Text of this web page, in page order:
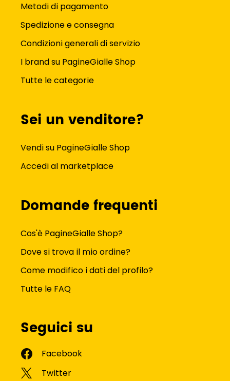
Metodi di pagamento
Spedizione e consegna
Condizioni generali di servizio
I brand su PagineGialle Shop
Tutte le categorie
Sei un venditore?
Vendi su PagineGialle Shop
Accedi al marketplace
Domande frequenti
Cos'è PagineGialle Shop?
Dove si trova il mio ordine?
Come modifico i dati del profilo?
Tutte le FAQ
Seguici su